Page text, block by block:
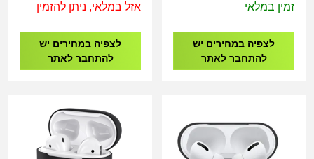
זמין במלאי
לצפיה במחירים יש
להתחבר לאתר
אזל במלאי, ניתן להזמין
לצפיה במחירים יש
להתחבר לאתר